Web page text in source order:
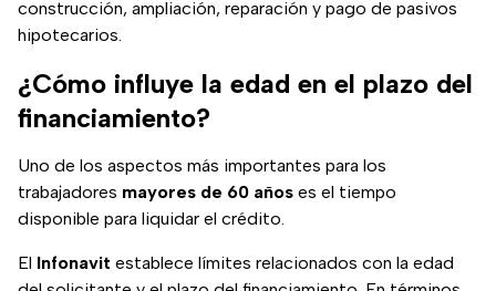
construcción, ampliación, reparación y pago de pasivos
hipotecarios.
¿Cómo influye la edad en el plazo del
financiamiento?
Uno de los aspectos más importantes para los
trabajadores mayores de 60 años es el tiempo
disponible para liquidar el crédito.
El Infonavit establece límites relacionados con la edad